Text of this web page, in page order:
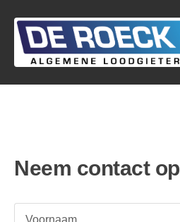
Neem contact op